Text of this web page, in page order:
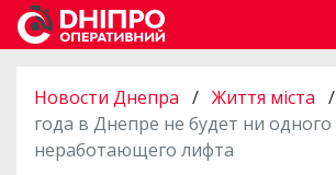
Новости Днепра / Життя міста /
года в Днепре не будет ни одного
неработающего лифта